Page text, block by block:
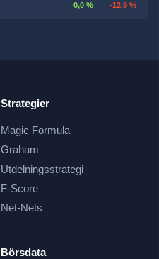
0,0 % -12,9 %
Strategier
Magic Formula
Graham
Utdelningsstrategi
F-Score
Net-Nets
Börsdata